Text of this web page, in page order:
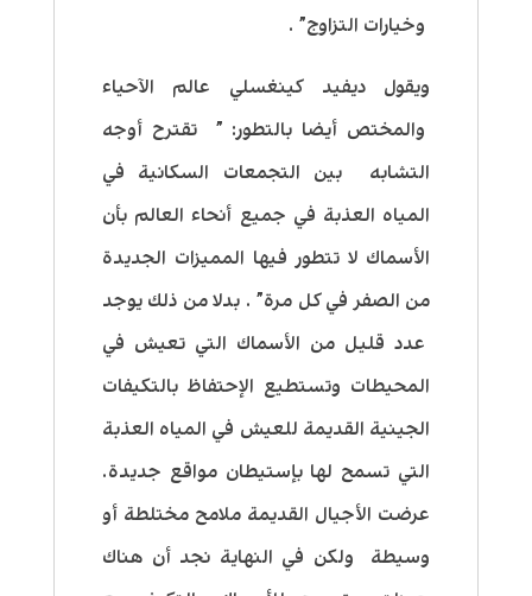
وخيارات التزاوج” .
ويقول ديفيد كينغسلي عالم الآحياء
والمختص أيضا بالتطور: ” تقترح أوجه
التشابه بين التجمعات السكانية في
المياه العذبة في جميع أنحاء العالم بأن
الأسماك لا تتطور فيها المميزات الجديدة
من الصفر في كل مرة” . بدلا من ذلك يوجد
عدد قليل من الأسماك التي تعيش في
المحيطات وتستطيع الإحتفاظ بالتكيفات
الجينية القديمة للعيش في المياه العذبة
التي تسمح لها بإستيطان مواقع جديدة.
عرضت الأجيال القديمة ملامح مختلطة أو
وسيطة ولكن في النهاية نجد أن هناك